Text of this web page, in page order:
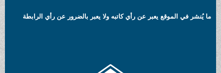
ما يُنشر في الموقع يعبر عن رأي كاتبه ولا يعبر بالضرور عن رأي الرابطة